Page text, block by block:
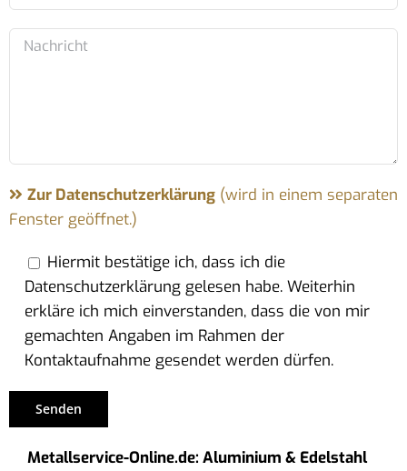
Zur Datenschutzerklärung(wird in einem separaten
Fenster geöffnet.)
Hiermit bestätige ich, dass ich die
Datenschutzerklärung gelesen habe. Weiterhin
erkläre ich mich einverstanden, dass die von mir
gemachten Angaben im Rahmen der
Kontaktaufnahme gesendet werden dürfen.
Metallservice-Online.de: Aluminium & Edelstahl